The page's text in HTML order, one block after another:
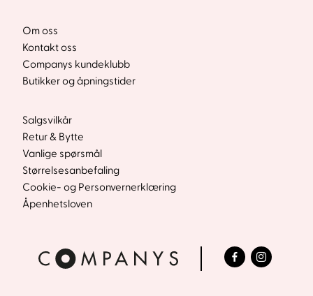
300.
Om oss
Kontakt oss
Companys kundeklubb
Butikker og åpningstider
Salgsvilkår
Retur & Bytte
Vanlige spørsmål
Størrelsesanbefaling
Cookie- og Personvernerklæring
Åpenhetsloven